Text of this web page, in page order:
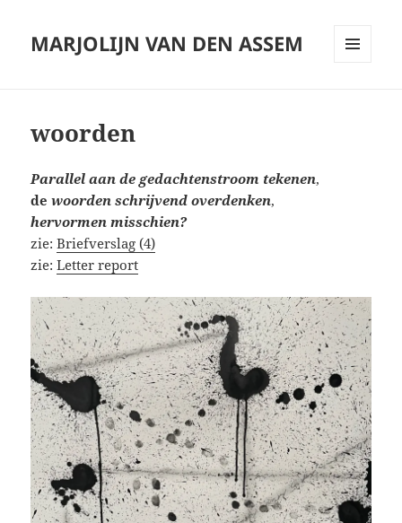
MARJOLIJN VAN DEN ASSEM
woorden
Parallel aan de gedachtenstroom tekenen,
de woorden schrijvend overdenken,
hervormen misschien?
zie:Briefverslag (4)
zie:Letter report